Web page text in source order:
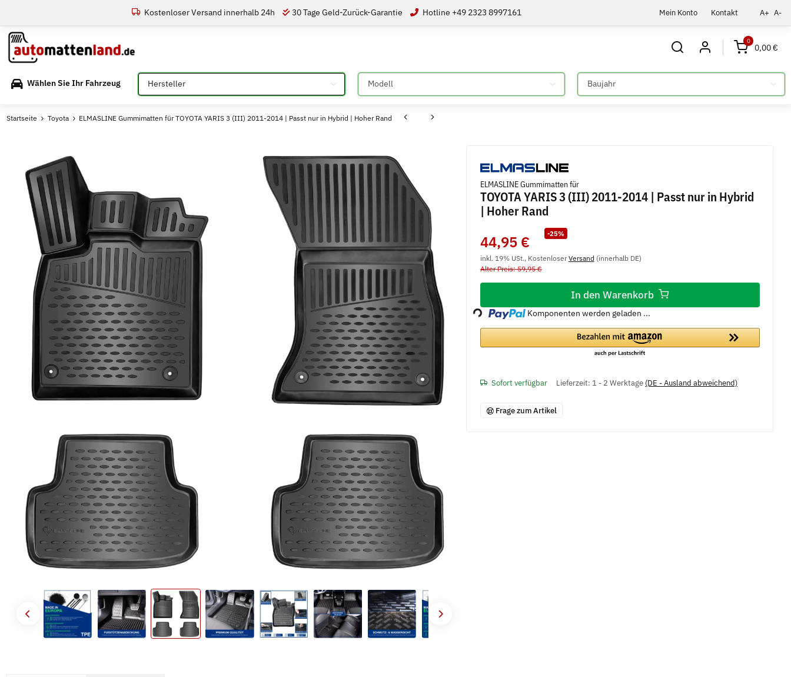
Mein Konto Kontakt A+ A-
Kostenloser Versand innerhalb 24h 30 Tage Geld-Zurück-Garantie Hotline +49 2323 8997161
0
0,00 €
Wählen Sie Ihr Fahrzeug Bitte auswählen Bitte auswählen Bitte auswählen
Startseite Toyota ELMASLINE Gummimatten für TOYOTA YARIS 3 (III) 2011-2014 | Passt nur in Hybrid | Hoher Rand
ELMASLINE Gummimatten für
TOYOTA YARIS 3 (III) 2011-2014 | Passt nur in Hybrid
| Hoher Rand
-25%
44,95 €
inkl. 19% USt., KostenloserVersand (innerhalb DE)
Alter Preis: 59,95 €
In den Warenkorb
Loading... Komponenten werden geladen ...
Sofort verfügbar Lieferzeit: 1 - 2 Werktage (DE - Ausland abweichend)
Frage zum Artikel